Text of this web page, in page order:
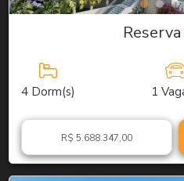
4 Dorm(s) 1
R$ 5.688.347,00